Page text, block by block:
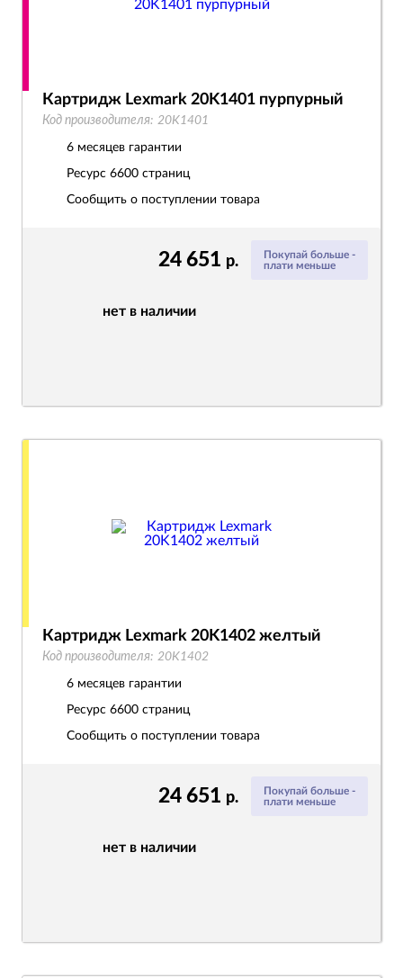
Покупай больше -
плати меньше
24 651 р.
нет в наличии
Картридж Lexmark 20K1401 пурпурный
Код производителя: 20K1401
6 месяцев гарантии
Ресурс 6600 страниц
Сообщить о поступлении товара
Покупай больше -
плати меньше
24 651 р.
нет в наличии
Картридж Lexmark 20K1402 желтый
Код производителя: 20K1402
6 месяцев гарантии
Ресурс 6600 страниц
Сообщить о поступлении товара